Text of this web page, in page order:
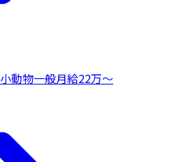
小動物一般月給22万〜